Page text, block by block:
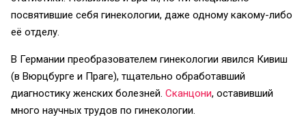
посвятившие себя гинекологии, даже одному какому-либо
её отделу.
В Германии преобразователем гинекологии явился Кивиш
(в Вюрцбурге и Праге), тщательно обработавший
диагностику женских болезней. Сканцони, оставивший
много научных трудов по гинекологии.